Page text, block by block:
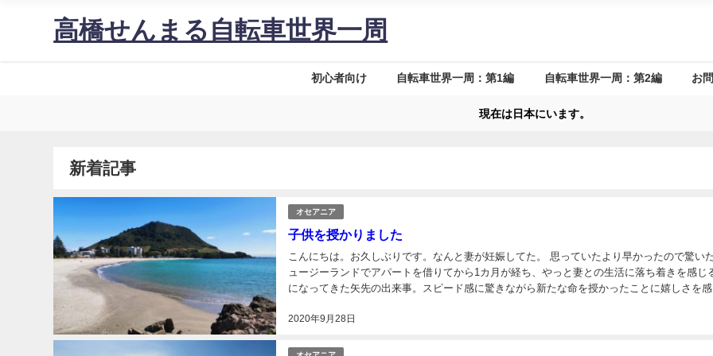
高橋せんまる自転車世界一周
初心者向け 自転車世界一周：第1編 自転車世界一周：第2編 お
現在は日本にいます。
新着記事
オセアニア
子供を授かりました
2020年9月28日
こんにちは。お久しぶりです。なんと妻が妊娠してた。 思っていたより早かったので驚いた。ニ
ュージーランドでアパートを借りてから1カ月が経ち、やっと妻との生活に落ち着きを感じ
になってきた矢先の出来事。スピード感に驚きながら新たな命を授かったことに嬉しさを
生活するな...